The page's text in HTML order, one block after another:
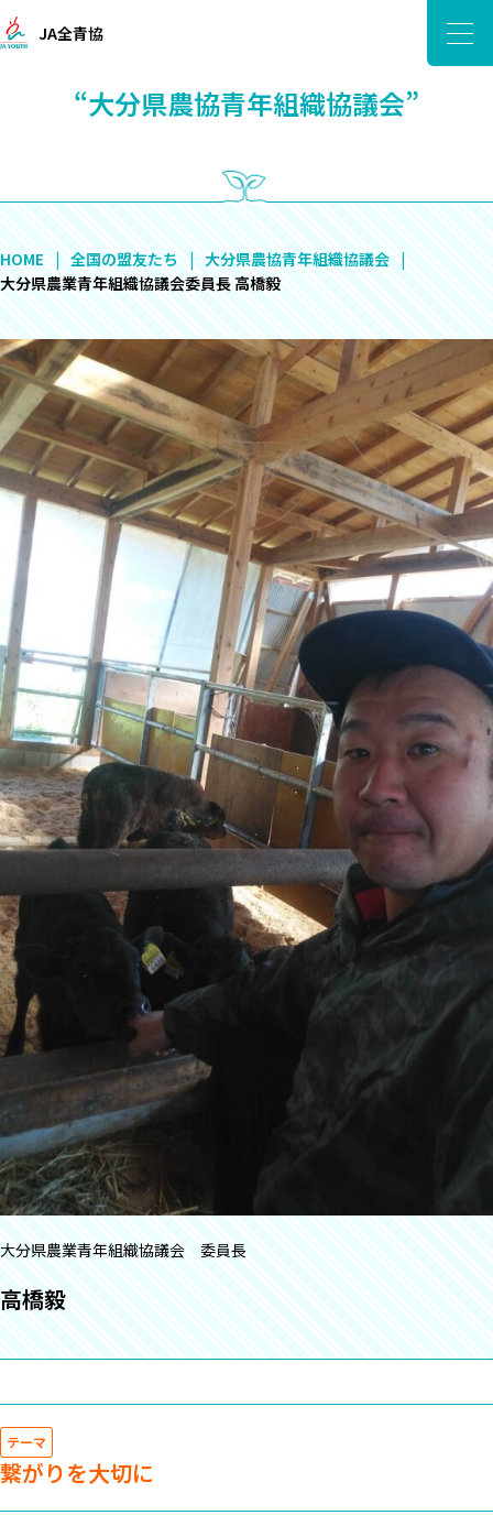
JA全青協
“大分県農協青年組織協議会”
HOME 全国の盟友たち
大分県農協青年組織協議会
大分県農業青年組織協議会委員長 高橋毅
大分県農業青年組織協議会 委員長
高橋毅
テーマ
繋がりを大切に